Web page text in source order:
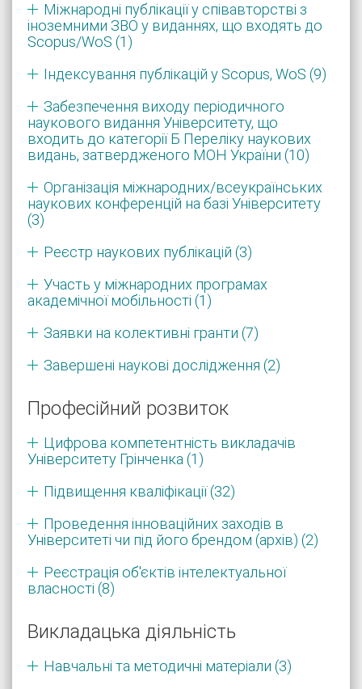
Міжнародні публікації у співавторстві з
іноземними ЗВО у виданнях, що входять до
Scopus/WoS (1)
Індексування публікацій у Scopus, WoS (9)
Забезпечення виходу періодичного
наукового видання Університету, що
входить до категорії Б Переліку наукових
видань, затвердженого МОН України (10)
Організація міжнародних/всеукраїнських
наукових конференцій на базі Університету
(3)
Реєстр наукових публікацій (3)
Участь у міжнародних програмах
академічної мобільності (1)
Заявки на колективні гранти (7)
Завершені наукові дослідження (2)
Професійний розвиток
Цифрова компетентність викладачів
Університету Грінченка (1)
Підвищення кваліфікації (32)
Проведення інноваційних заходів в
Університеті чи під його брендом (архів) (2)
Реєстрація об'єктів інтелектуальної
власності (8)
Викладацька діяльність
Навчальні та методичні матеріали (3)